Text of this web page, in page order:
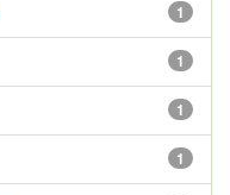
1
1
1
1